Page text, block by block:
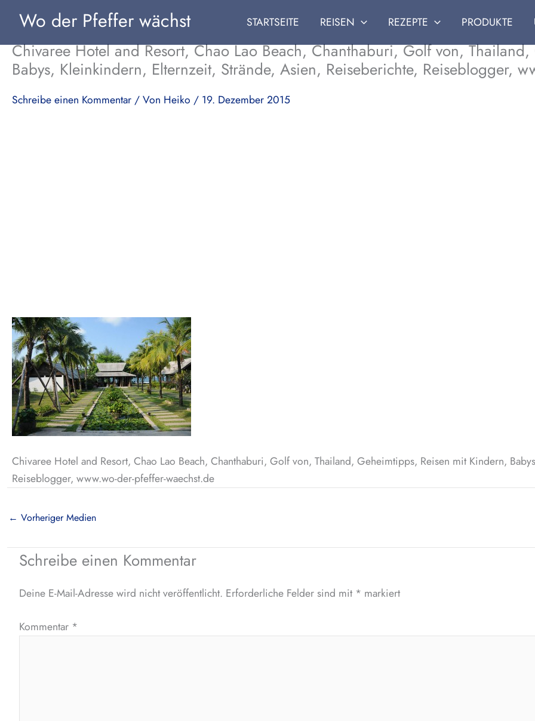
Inhalt
springen
Wo der Pfeffer wächst STARTSEITE REISEN REZEPTE PRODUKTE
Chivaree Hotel and Resort, Chao Lao Beach, Chanthaburi, Golf von,
Babys, Kleinkindern, Elternzeit, Strände, Asien, Reiseberichte, Reiseblogger,
Schreibe einen Kommentar/ Von Heiko / 19. Dezember 2015
Chivaree Hotel and Resort, Chao Lao Beach, Chanthaburi, Golf von, Thailand, Geheimtipps, Reisen mit Kindern,
Reiseblogger, www.wo-der-pfeffer-waechst.de
← Vorheriger Medien
Schreibe einen Kommentar
Deine E-Mail-Adresse wird nicht veröffentlicht. Erforderliche Felder sind mit * markiert
Kommentar *